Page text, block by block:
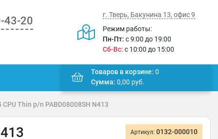
43-20
г. Тверь, Бакунина 13, офис 9
Режим работы:
Пн-Пт: с 9:00 до 19:00
Сб-Вс: с 10:00 до 15:00
Товаров в корзине: 0
Сумма: 0,00 руб.
Thin p/n PABD08008SH N413
Артикул: 0132-000010